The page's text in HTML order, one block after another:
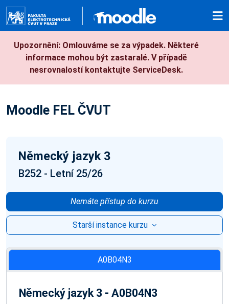
Upozornění: Omlouváme se za výpadek. Některé
informace mohou být zastaralé. V případě
nesrovnalostí kontaktujte ServiceDesk.
Moodle FEL ČVUT
Německý jazyk 3
B252 - Letní 25/26
Nemáte přístup do kurzu
Starší instance kurzu
A0B04N3
Německý jazyk 3 - A0B04N3